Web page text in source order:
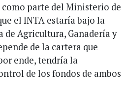
parte del Ministerio de
el INTA estaría bajo la
de Agricultura, Ganadería y
de la cartera que
ende, tendría la
de los fondos de ambos